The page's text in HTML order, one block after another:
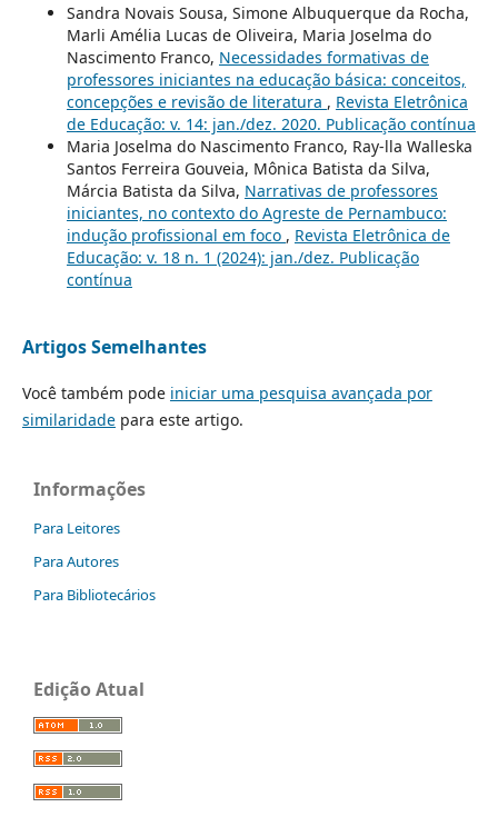
Sandra Novais Sousa, Simone Albuquerque da Rocha,
Marli Amélia Lucas de Oliveira, Maria Joselma do
Nascimento Franco, Necessidades formativas de
professores iniciantes na educação básica: conceitos,
concepções e revisão de literatura , Revista Eletrônica
de Educação: v. 14: jan./dez. 2020. Publicação contínua
Maria Joselma do Nascimento Franco, Ray-lla Walleska
Santos Ferreira Gouveia, Mônica Batista da Silva,
Márcia Batista da Silva, Narrativas de professores
iniciantes, no contexto do Agreste de Pernambuco:
indução profissional em foco , Revista Eletrônica de
Educação: v. 18 n. 1 (2024): jan./dez. Publicação
contínua
Artigos Semelhantes
Você também pode iniciar uma pesquisa avançada por
similaridadepara este artigo.
Informações
Para Leitores
Para Autores
Para Bibliotecários
Edição Atual